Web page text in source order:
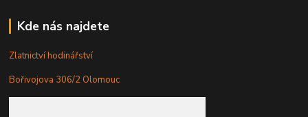
Kde nás najdete
Zlatnictví hodinářství
Bořivojova 306/2 Olomouc